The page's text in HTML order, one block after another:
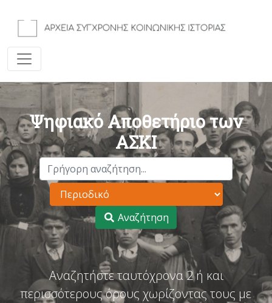
Ψηφιακό Αποθετήριο των
ΑΣΚΙ
Αναζήτηση
Αναζητήστε ταυτόχρονα 2 ή και
περισσότερους όρους χωρίζοντας τους με